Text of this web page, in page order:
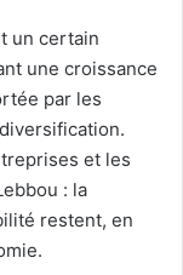
un certain
une croissance
par les
et les
: la
restent, en